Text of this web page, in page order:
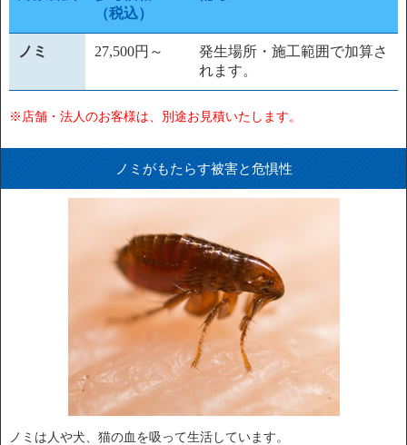
（税込）
ノミ 27,500円～
発生場所・施工範囲で加算さ
れます。
※店舗・法人のお客様は、別途お見積いたします。
ノミがもたらす被害と危惧性
ノミは人や犬、猫の血を吸って生活しています。